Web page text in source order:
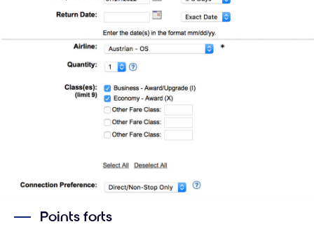
Points forts